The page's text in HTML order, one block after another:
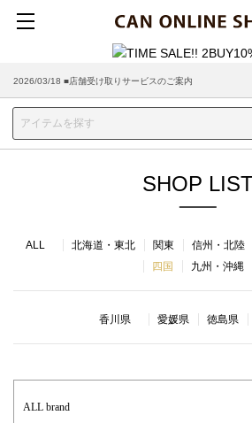
2026/03/18 ■店舗受け取りサービスのご案内
SHOP
ALL 北海道・東北 関東 信州・北陸
四国
九州・沖縄
香川県 愛媛県 徳島県